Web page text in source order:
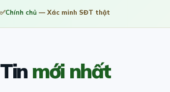
✅Chính chủ — Xác minh SĐT thật
Tinmới nhất